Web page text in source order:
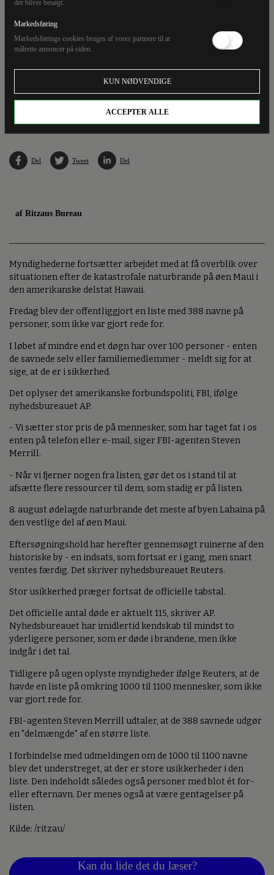
der bliver besøgt.
Markedsføring
Markedsførings cookies bruges af vores partnere til at
målrette annoncer på siden.
KUN NØDVENDIGE
ACCEPTER ALLE
Eftersøgningshold har gennemsøgt ruinerne af den historiske by Lahaina efter en
Del Tweet Del
af Ritzaus Bureau
Myndighederne fortsætter arbejdet med at få overblik over
situationen efter de katastrofale naturbrande på øen Maui i
den amerikanske delstat Hawaii.
Fredag blev der offentliggjort en liste med 388 navne på
personer, som ikke var gjort rede for.
I løbet af mindre end et døgn har over 100 personer - enten
de savnede selv eller familiemedlemmer - meldt sig for at
sige, at de er i sikkerhed.
Det oplyser det amerikanske forbundspoliti, FBI, ifølge
nyhedsbureauet AP.
- Vi sætter stor pris de på mennesker, som har taget fat i os
enten på telefon eller e-mail, siger FBI-agenten Steven
Merrill.
- Når vi fjerner nogen fra listen, gør det os i stand til at
afsætte flere ressourcer til dem, som stadig er på listen.
8. august ødelagde naturbrande det meste af byen Lahaina på
den vestlige del af øen Maui.
Eftersøgningshold har herefter gennemsøgt ruinerne af den
historiske by - en indsats, som fortsat er i gang, men snart
ventes færdig. Det skriver nyhedsbureauet Reuters.
Stor usikkerhed præger fortsat de officielle tabstal.
Det officielle antal døde er aktuelt 115, skriver AP.
Nyhedsbureauet har imidlertid kendskab til mindst to
yderligere personer, som er døde i brandene, men ikke
indgår i det tal.
Tidligere på ugen oplyste myndigheder ifølge Reuters, at de
havde en liste på omkring 1000 til 1100 mennesker, som ikke
var gjort rede for.
FBI-agenten Steven Merrill udtaler, at de 388 savnede udgør
en "delmængde" af en større liste.
I forbindelse med udmeldingen om de 1000 til 1100 navne
blev det understreget, at der er store usikkerheder i den
liste. Den indeholdt således også personer med blot ét for-
eller efternavn. Der menes også at være gentagelser på
listen.
Kilde: /ritzau/
Kan du lide det du læser?